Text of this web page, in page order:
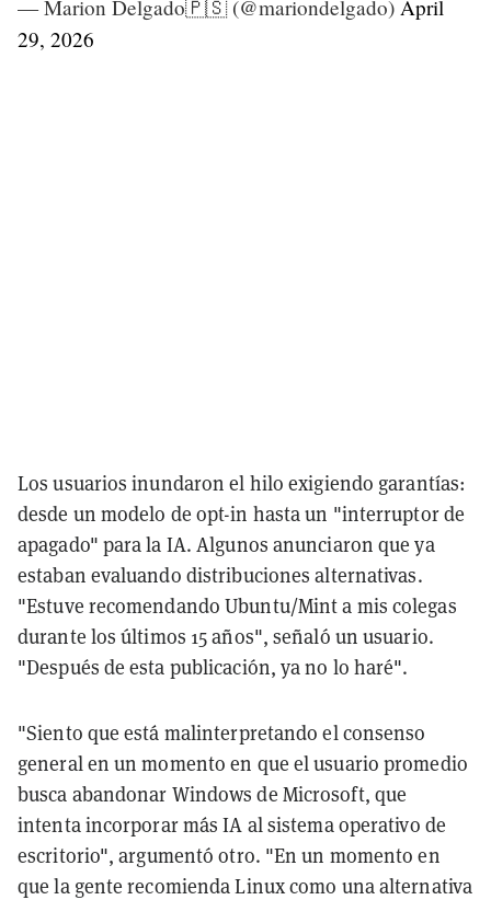
— Marion Delgado🇵🇸 (@mariondelgado) April
29, 2026
Los usuarios inundaron el hilo exigiendo garantías:
desde un modelo de opt-in hasta un "interruptor de
apagado" para la IA. Algunos anunciaron que ya
estaban evaluando distribuciones alternativas.
"Estuve recomendando Ubuntu/Mint a mis colegas
durante los últimos 15 años", señaló un usuario.
"Después de esta publicación, ya no lo haré".
"Siento que está malinterpretando el consenso
general en un momento en que el usuario promedio
busca abandonar Windows de Microsoft, que
intenta incorporar más IA al sistema operativo de
escritorio", argumentó otro. "En un momento en
que la gente recomienda Linux como una alternativa